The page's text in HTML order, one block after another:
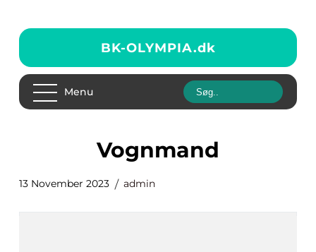
BK-OLYMPIA.dk
Menu
vognmand
13 November 2023 admin